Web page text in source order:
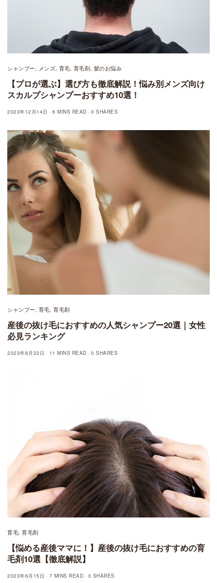
シャンプー メンズ 育毛 育毛剤 髪のお悩み
【プロが選ぶ】選び方も徹底解説！悩み別メンズ向け
スカルプシャンプーおすすめ10選！
2023年12月14日 6 MINS READ 0 SHARES
シャンプー 育毛 ,育毛剤
産後の抜け毛におすすめの人気シャンプー20選｜女性
必見ランキング
2023年6月22日 11 MINS READ 0 SHARES
育毛 ,育毛剤
【悩める産後ママに！】産後の抜け毛におすすめの育
毛剤10選【徹底解説】
2023年6月15日 7 MINS READ 0 SHARES